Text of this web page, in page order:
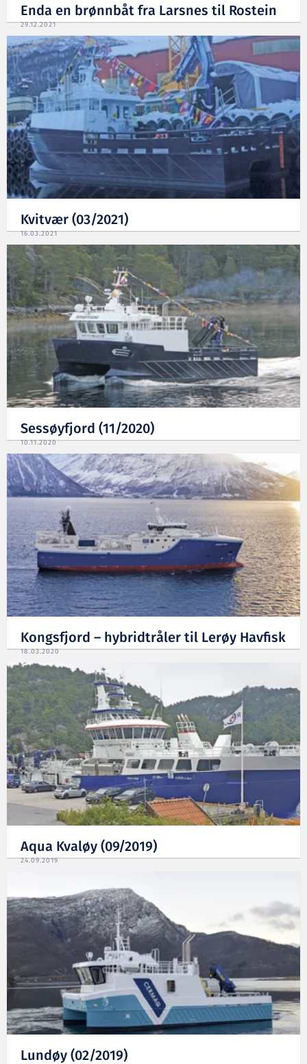
Enda en brønnbåt fra Larsnes til Rostein
29.12.2021
Kvitvær (03/2021)
16.03.2021
Sessøyfjord (11/2020)
10.11.2020
Kongsfjord – hybridtråler til Lerøy Havfisk
18.03.2020
Aqua Kvaløy (09/2019)
24.09.2019
Lundøy (02/2019)